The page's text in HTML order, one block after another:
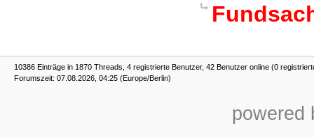
10386 Einträge in 1870 Threads, 4 registrierte Benutzer, 42 Benutzer online (0
Forumszeit: 07.08.2026, 04:25 (Europe/Berlin)
powered